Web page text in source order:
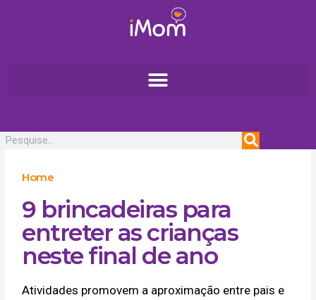
Home
9 brincadeiras para
entreter as crianças
neste final de ano
Atividades promovem a aproximação entre pais e